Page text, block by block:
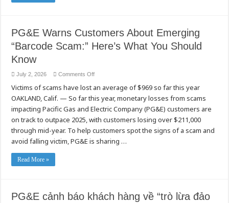
PG&E Warns Customers About Emerging
“Barcode Scam:” Here’s What You Should
Know
July 2, 2026 Comments Offon
Warns
Customers
About
Emerging
“Barcode
Scam:”
Here’s
What
You
Should
Victims of scams have lost an average of $969 so far this year
OAKLAND, Calif. — So far this year, monetary losses from scams
impacting Pacific Gas and Electric Company (PG&E) customers are
on track to outpace 2025, with customers losing over $211,000
through mid-year. To help customers spot the signs of a scam and
avoid falling victim, PG&E is sharing …
Read More »
PG&E cảnh báo khách hàng về “trò lừa đảo